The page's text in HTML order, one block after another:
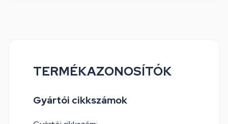
TERMÉKAZONOSÍTÓK
Gyártói cikkszámok